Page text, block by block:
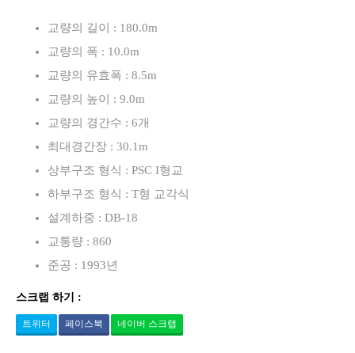
교량의 길이 : 180.0m
교량의 폭 : 10.0m
교량의 유효폭 : 8.5m
교량의 높이 : 9.0m
교량의 경간수 : 6개
최대경간장 : 30.1m
상부구조 형식 : PSC I형교
하부구조 형식 : T형 교각식
설계하중 : DB-18
교통량 : 860
준공 : 1993년
스크랩 하기 :
트위터 페이스북 네이버 스크랩